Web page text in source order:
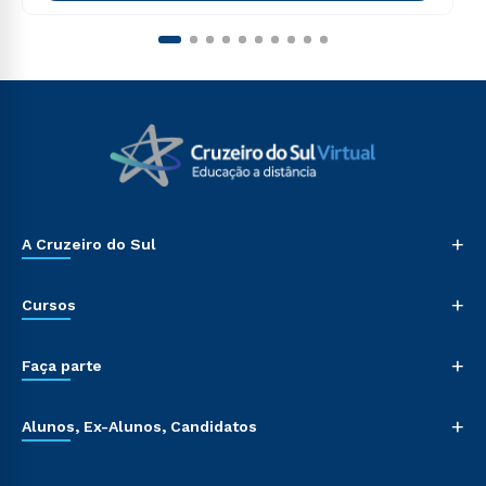
A Cruzeiro do Sul +
Cursos +
Faça parte +
Alunos, Ex-Alunos, Candidatos +